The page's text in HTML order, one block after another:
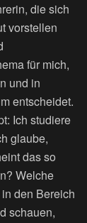
die sich
vorstellen
für mich,
und in
entscheidet.
Ich studiere
glaube,
das so
Welche
den Bereich
schauen,